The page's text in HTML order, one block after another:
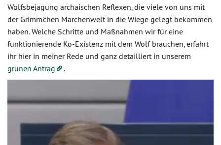
Wolfsbejagung archaischen Reflexen, die viele von uns mit
der Grimm'chen Märchenwelt in die Wiege gelegt bekommen
haben. Welche Schritte und Maßnahmen wir für eine
funktionierende Ko-Existenz mit dem Wolf brauchen, erfahrt
ihr hier in meiner Rede und ganz detailliert in unserem
grünen Antrag
.